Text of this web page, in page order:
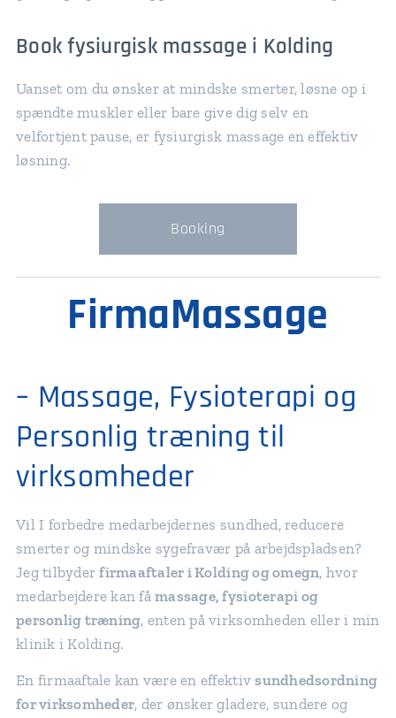
Book fysiurgisk massage i Kolding
Uanset om du ønsker at mindske smerter, løsne op i
spændte muskler eller bare give dig selv en
velfortjent pause, er fysiurgisk massage en effektiv
løsning.
Booking
FirmaMassage
– Massage, Fysioterapi og
Personlig træning til
virksomheder
Vil I forbedre medarbejdernes sundhed, reducere
smerter og mindske sygefravær på arbejdspladsen?
Jeg tilbyderfirmaaftaler i Kolding og omegn, hvor
medarbejdere kan fåmassage, fysioterapi og
personlig træning, enten på virksomheden eller i min
klinik i Kolding.
En firmaaftale kan være en effektivsundhedsordning
for virksomheder, der ønsker gladere, sundere og